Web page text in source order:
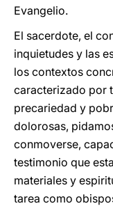
Evangelio.
El sacerdote, el
inquietudes y las
los contextos
caracterizado por
precariedad y
dolorosas,
conmoverse,
testimonio que
materiales y
tarea como